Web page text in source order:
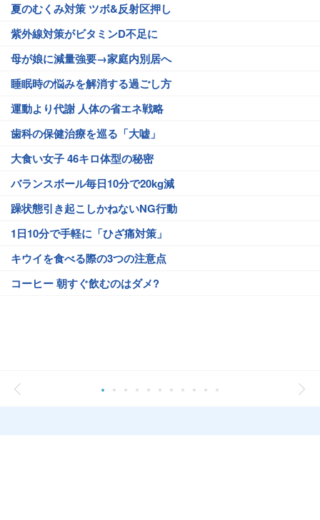
夏のむくみ対策 ツボ&反射区押し
紫外線対策がビタミンD不足に
母が娘に減量強要→家庭内別居へ
睡眠時の悩みを解消する過ごし方
運動より代謝 人体の省エネ戦略
歯科の保健治療を巡る「大嘘」
大食い女子 46キロ体型の秘密
バランスボール毎日10分で20kg減
躁状態引き起こしかねないNG行動
1日10分で手軽に「ひざ痛対策」
キウイを食べる際の3つの注意点
コーヒー 朝すぐ飲むのはダメ?